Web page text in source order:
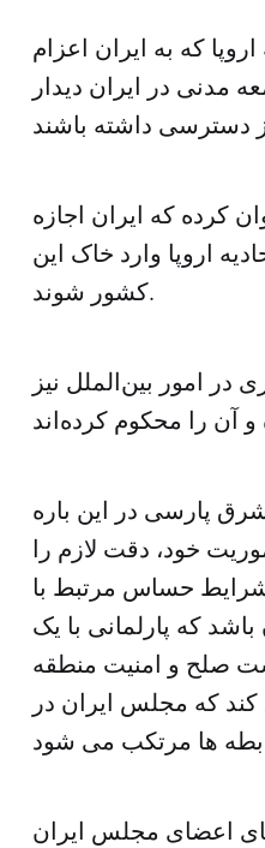
که به ایران اعزام
مدنی در ایران دیدار
کرده که ایران اجازه
اروپا وارد خاک این
کشور شوند.
امور بین‌الملل نیز
پارسی در این باره
خود، دقت لازم را
شرایط حساس مرتبط با
که پارلمانی با یک
صلح و امنیت منطقه
که مجلس ایران در
اعضای مجلس ایران